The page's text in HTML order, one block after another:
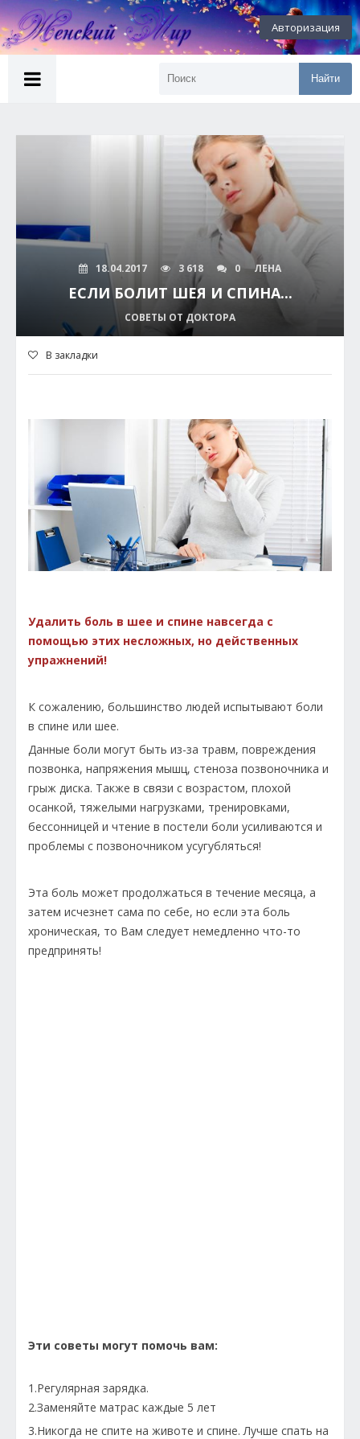
Авторизация
Найти
18.04.2017 3 618 0 ЛЕНА
ЕСЛИ БОЛИТ ШЕЯ И СПИНА...
СОВЕТЫ ОТ ДОКТОРА
В закладки
Удалить боль в шее и спине навсегда с
помощью этих несложных, но действенных
упражнений!
К сожалению, большинство людей испытывают боли
в спине или шее.
Данные боли могут быть из-за травм, повреждения
позвонка, напряжения мышц, стеноза позвоночника и
грыж диска. Также в связи с возрастом, плохой
осанкой, тяжелыми нагрузками, тренировками,
бессонницей и чтение в постели боли усиливаются и
проблемы с позвоночником усугубляться!
Эта боль может продолжаться в течение месяца, а
затем исчезнет сама по себе, но если эта боль
хроническая, то Вам следует немедленно что-то
предпринять!
Эти советы могут помочь вам:
1.Регулярная зарядка.
2.Заменяйте матрас каждые 5 лет
3.Никогда не спите на животе и спине. Лучше спать на